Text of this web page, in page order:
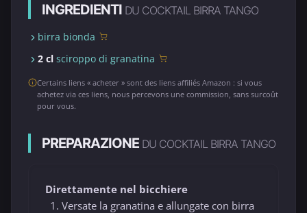
INGREDIENTI DU COCKTAIL BIRRA TANGO
birra bionda
2 cl sciroppo di granatina
Certains liens « acheter » sont des liens affiliés Amazon : si vous
achetez via ces liens, nous percevons une commission, sans surcoût
pour vous.
PREPARAZIONE DU COCKTAIL BIRRA TANGO
Direttamente nel bicchiere
Versate la granatina e allungate con birra